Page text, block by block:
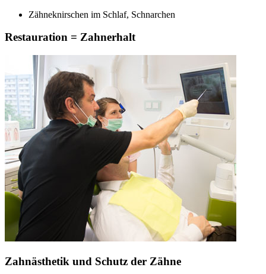
Zähneknirschen im Schlaf, Schnarchen
Restauration = Zahnerhalt
Zahnästhetik und Schutz der Zähne